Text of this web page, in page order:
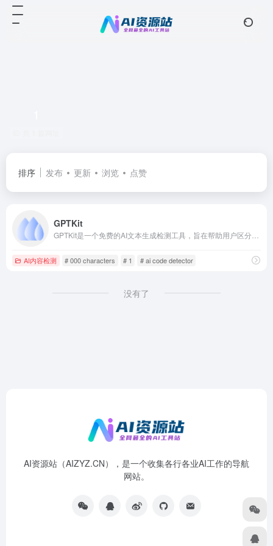
排序 发布 更新 浏览 点赞
GPTKit
AI内容检测 # 000 characters # 1 # ai code detector
没有了
AI资源站（AIZYZ.CN），是一个收集各行各业AI工作的导航
网站。